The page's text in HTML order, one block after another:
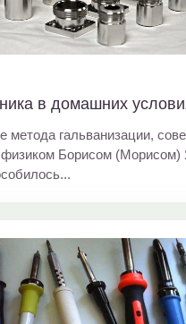
в домашних
метода гальванизации,
физиком Борисом (Морисом)